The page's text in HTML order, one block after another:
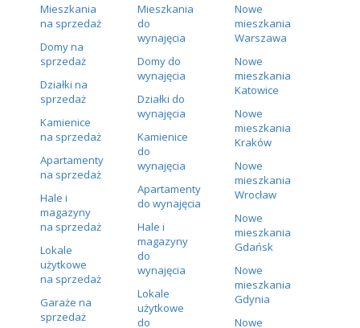
Mieszkania
na sprzedaż
Domy na
sprzedaż
Działki na
sprzedaż
Kamienice
na sprzedaż
Apartamenty
na sprzedaż
Hale i
magazyny
na sprzedaż
Lokale
użytkowe
na sprzedaż
Garaże na
sprzedaż
Mieszkania
do
wynajęcia
Domy do
wynajęcia
Działki do
wynajęcia
Kamienice
do
wynajęcia
Apartamenty
do wynajęcia
Hale i
magazyny
do
wynajęcia
Lokale
użytkowe
do
Nowe
mieszkania
Warszawa
Nowe
mieszkania
Katowice
Nowe
mieszkania
Kraków
Nowe
mieszkania
Wrocław
Nowe
mieszkania
Gdańsk
Nowe
mieszkania
Gdynia
Nowe